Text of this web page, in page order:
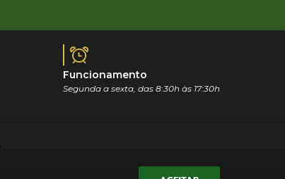
Funcionamento
Segunda a sexta, das 8:30h às 17:30h